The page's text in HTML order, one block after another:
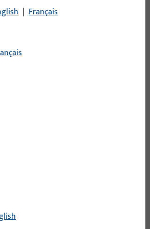
mit Ihren Kundendaten an um eine
Account erstellen
| Français